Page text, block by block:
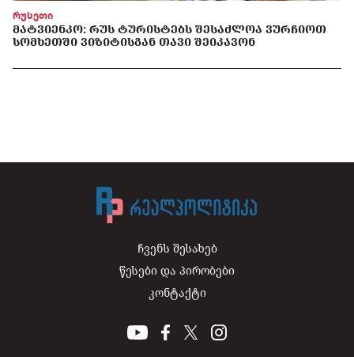
რუსეთი
ᲛᲐᲢᲕᲘᲔᲜᲙᲝ: ᲠᲣᲡ ᲢᲣᲠᲘᲡᲢᲔᲑᲡ ᲨᲔᲡᲐᲫᲚᲝᲐ ᲕᲣᲠᲩᲘᲝᲗ
ᲡᲝᲛᲮᲔᲗᲨᲘ ᲕᲘᲖᲘᲢᲘᲡᲒᲐᲜ ᲗᲐᲕᲘ ᲨᲔᲘᲙᲐᲕᲝᲜ
ჩვენს შესახებ
წესები და პირობები
კონტაქტი